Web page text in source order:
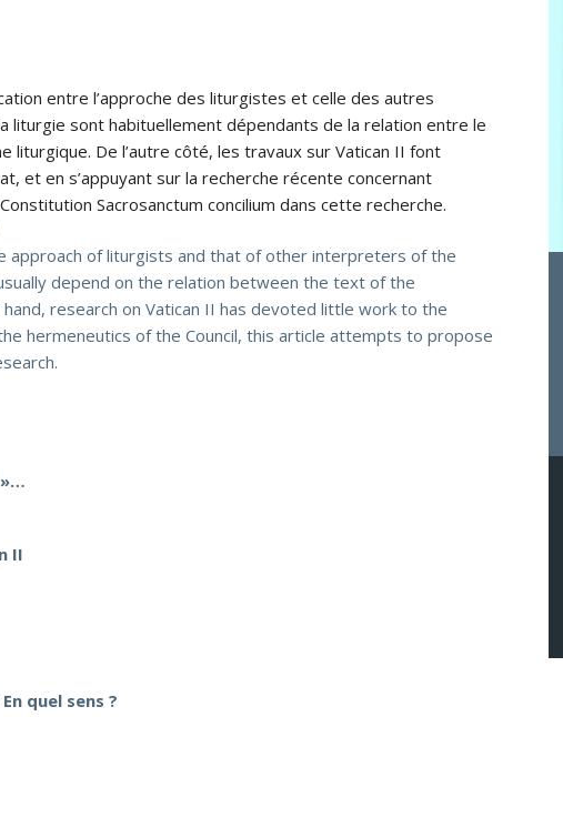
entre l’approche des liturgistes et celle des autres
liturgie sont habituellement dépendants de la relation entre le
liturgique. De l’autre côté, les travaux sur Vatican II font
et en s’appuyant sur la recherche récente concernant
Sacrosanctum concilium dans cette recherche.
of liturgists and that of other interpreters of the
depend on the relation between the text of the
research on Vatican II has devoted little work to the
hermeneutics of the Council, this article attempts to propose
II
quel sens ?